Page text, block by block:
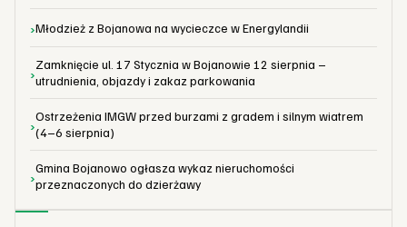
Młodzież z Bojanowa na wycieczce w Energylandii
Zamknięcie ul. 17 Stycznia w Bojanowie 12 sierpnia –
utrudnienia, objazdy i zakaz parkowania
Ostrzeżenia IMGW przed burzami z gradem i silnym wiatrem
(4–6 sierpnia)
Gmina Bojanowo ogłasza wykaz nieruchomości
przeznaczonych do dzierżawy